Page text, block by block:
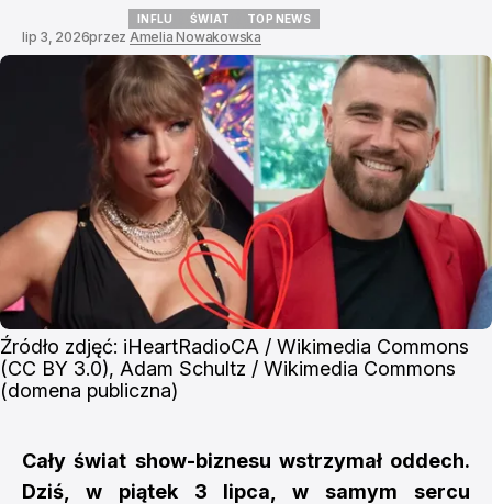
INFLU ŚWIAT TOP NEWS
lip 3, 2026przez Amelia Nowakowska
Źródło zdjęć: iHeartRadioCA / Wikimedia Commons
(CC BY 3.0), Adam Schultz / Wikimedia Commons
(domena publiczna)
Cały świat show-biznesu wstrzymał oddech.
Dziś, w piątek 3 lipca, w samym sercu